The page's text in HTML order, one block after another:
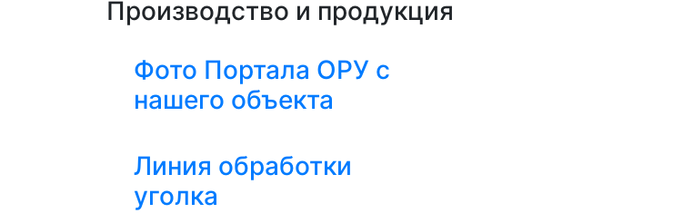
Производство и продукция
Фото Портала ОРУ с
нашего объекта
Линия обработки
уголка